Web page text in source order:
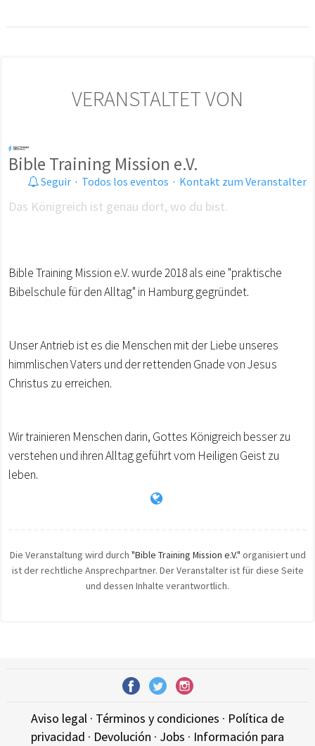
VERANSTALTET VON
Bible Training Mission e.V.
Seguir · Todos los eventos · Kontakt zum Veranstalter
Das Königreich ist genau dort, wo du bist.
Bible Training Mission e.V. wurde 2018 als eine "praktische
Bibelschule für den Alltag" in Hamburg gegründet.
Unser Antrieb ist es die Menschen mit der Liebe unseres
himmlischen Vaters und der rettenden Gnade von Jesus
Christus zu erreichen.
Wir trainieren Menschen darin, Gottes Königreich besser zu
verstehen und ihren Alltag geführt vom Heiligen Geist zu
leben.
Die Veranstaltung wird durch "Bible Training Mission e.V." organisiert und
ist der rechtliche Ansprechpartner. Der Veranstalter ist für diese Seite
und dessen Inhalte verantwortlich.
Aviso legal · Términos y condiciones · Política de
privacidad · Devolución · Jobs · Información para